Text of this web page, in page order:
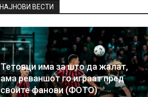
НAЈНОВИ ВЕСТИ
Тетовци има за што да жалат,
ама реваншот го играат пред
своите фанови (ФОТО)